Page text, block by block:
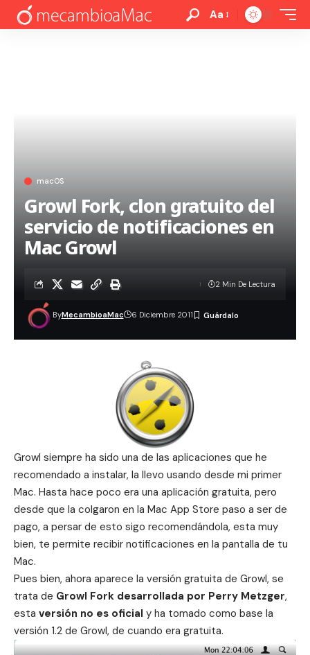
Aa
macOS
Growl Fork, clon gratuito del
servicio de notificaciones en
Mac Growl
ByMecambioaMac 6 Diciembre 2011
2 Min De Lectura
Growl siempre ha sido una de las aplicaciones que he
recomendado a instalar, la llevo usando desde mi primer
Mac. Hasta hace poco era una aplicación gratuita, pero
desde que la colgaron en la Mac App Store paso a ser de
pago, a persar de esto sigo recomendándola, esta muy
bien, te permite recibir notificaciones en la pantalla de tu
Mac.
Pues bien, ahora aparece la versión gratuita de Growl, se
trata de Growl Fork desarrollada por Perry Metzger,
esta versión no es oficial y ha tomado como base la
versión 1.2 de Growl, de cuando era gratuita.